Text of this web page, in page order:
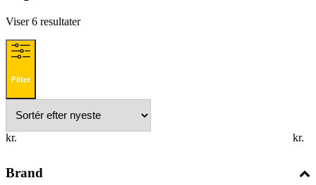
Viser 6 resultaterSorteret
Filter
kr. kr.
Brand